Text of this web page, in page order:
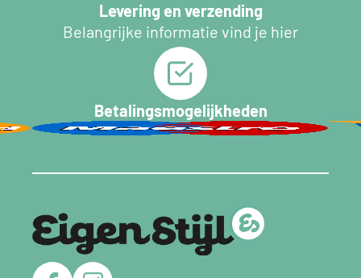
Levering en verzending
Belangrijke informatie vind je hier
Betalingsmogelijkheden